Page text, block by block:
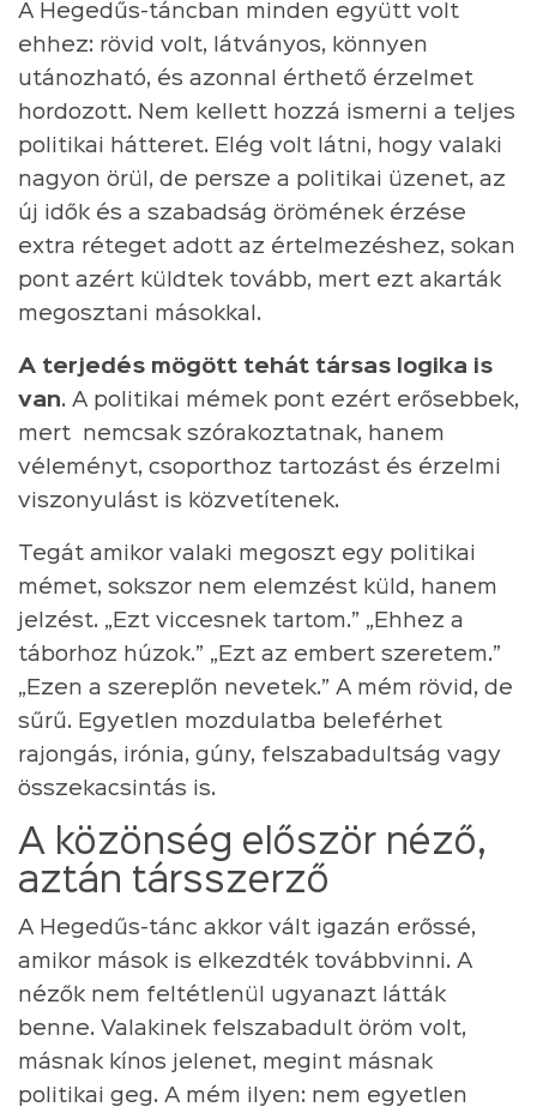
A Hegedűs-táncban minden együtt volt
ehhez: rövid volt, látványos, könnyen
utánozható, és azonnal érthető érzelmet
hordozott. Nem kellett hozzá ismerni a teljes
politikai hátteret. Elég volt látni, hogy valaki
nagyon örül, de persze a politikai üzenet, az
új idők és a szabadság örömének érzése
extra réteget adott az értelmezéshez, sokan
pont azért küldtek tovább, mert ezt akarták
megosztani másokkal.
A terjedés mögött tehát társas logika is
van. A politikai mémek pont ezért erősebbek,
mert nemcsak szórakoztatnak, hanem
véleményt, csoporthoz tartozást és érzelmi
viszonyulást is közvetítenek.
Tegát amikor valaki megoszt egy politikai
mémet, sokszor nem elemzést küld, hanem
jelzést. „Ezt viccesnek tartom.” „Ehhez a
táborhoz húzok.” „Ezt az embert szeretem.”
„Ezen a szereplőn nevetek.” A mém rövid, de
sűrű. Egyetlen mozdulatba beleférhet
rajongás, irónia, gúny, felszabadultság vagy
összekacsintás is.
A közönség először néző,
aztán társszerző
A Hegedűs-tánc akkor vált igazán erőssé,
amikor mások is elkezdték továbbvinni. A
nézők nem feltétlenül ugyanazt látták
benne. Valakinek felszabadult öröm volt,
másnak kínos jelenet, megint másnak
politikai geg. A mém ilyen: nem egyetlen